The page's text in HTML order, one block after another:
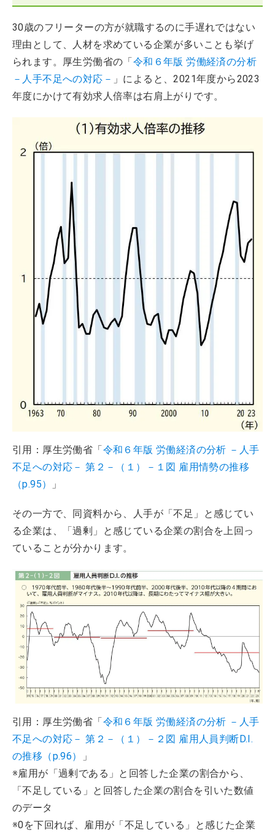
30歳のフリーターの方が就職するのに手遅れではない
理由として、人材を求めている企業が多いことも挙げ
られます。厚生労働省の「令和６年版 労働経済の分析
－人手不足への対応－ 」によると、2021年度から2023
年度にかけて有効求人倍率は右肩上がりです。
引用：厚生労働省「令和６年版 労働経済の分析 －人手
不足への対応－ 第２－（１）－１図 雇用情勢の推移
（p.95）
」
その一方で、同資料から、人手が「不足」と感じてい
る企業は、「過剰」と感じている企業の割合を上回っ
ていることが分かります。
引用：厚生労働省「令和６年版 労働経済の分析 －人手
不足への対応－ 第２－（１）－２図 雇用人員判断D.I.
の推移（p.96）
」
※雇用が「過剰である」と回答した企業の割合から、
「不足している」と回答した企業の割合を引いた数値
のデータ
※0を下回れば、雇用が「不足している」と感じた企業